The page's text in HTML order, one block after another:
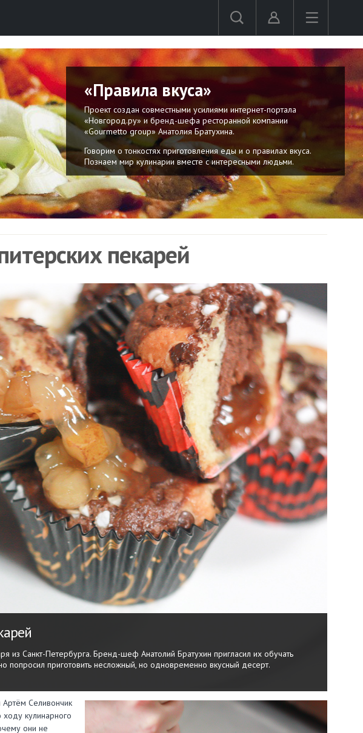
«Правила вкуса»
Проект создан совместными усилиями интернет-портала
«Новгород.ру» и бренд-шефа ресторанной компании
«Gourmetto group» Анатолия Братухина.
Говорим о тонкостях приготовления еды и о правилах вкуса.
Познаем мир кулинарии вместе с интересными людьми.
пекарей
из Санкт-Петербурга. Бренд-шеф Анатолий Братухин пригласил их обучать
попросил приготовить несложный, но одновременно вкусный десерт.
Селивончик
кулинарного
они не